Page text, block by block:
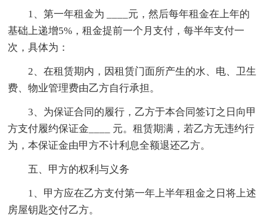
1、第一年租金为 ____元，然后每年租金在上年的
基础上递增5%，租金提前一个月支付，每半年支付一
次，具体为：
2、在租赁期内，因租赁门面所产生的水、电、卫生
费、物业管理费由乙方自行承担。
3、为保证合同的履行，乙方于本合同签订之日向甲
方支付履约保证金____ 元。租赁期满，若乙方无违约行
为，本保证金由甲方不计利息全额退还乙方。
五、甲方的权利与义务
1、甲方应在乙方支付第一年上半年租金之日将上述
房屋钥匙交付乙方。